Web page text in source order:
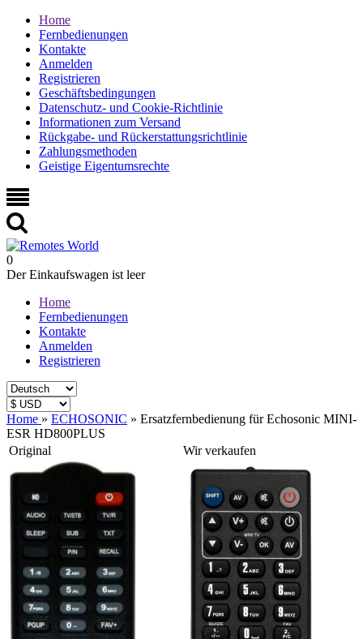
Home
Fernbedienungen
Kontakte
Anmelden
Registrieren
Geschäftsbedingungen
Datenschutz- und Cookie-Richtlinie
Informationen zum Versand
Rückgabe- und Rückerstattungsrichtlinie
Zahlungsmethoden
Geistige Eigentumsrechte
0
Der Einkaufswagen ist leer
Home
Fernbedienungen
Kontakte
Anmelden
Registrieren
Home » ECHOSONIC » Ersatzfernbedienung für Echosonic MINI-
ESR HD800PLUS
Original
Wir verkaufen